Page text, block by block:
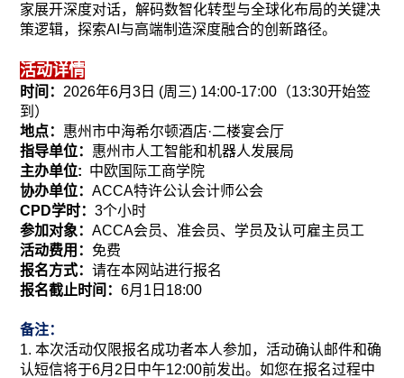
家展开深度对话，解码数智化转型与全球化布局的关键决
策逻辑，探索AI与高端制造深度融合的创新路径。
活动详情
时间： 2026年6月3日 (周三) 14:00-17:00（13:30开始签
到）
地点： 惠州市中海希尔顿酒店·二楼宴会厅
指导单位： 惠州市人工智能和机器人发展局
主办单位: 中欧国际工商学院
协办单位：ACCA特许公认会计师公会
CPD学时：3个小时
参加对象：ACCA会员、准会员、学员及认可雇主员工
活动费用： 免费
报名方式：请在本网站进行报名
报名截止时间：6月1日18:00
备注：
1. 本次活动仅限报名成功者本人参加，活动确认邮件和确
认短信将于6月2日中午12:00前发出。如您在报名过程中